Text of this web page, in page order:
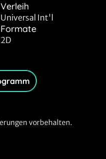
Verleih
Universal Int'l
Formate
2D
vorbehalten.